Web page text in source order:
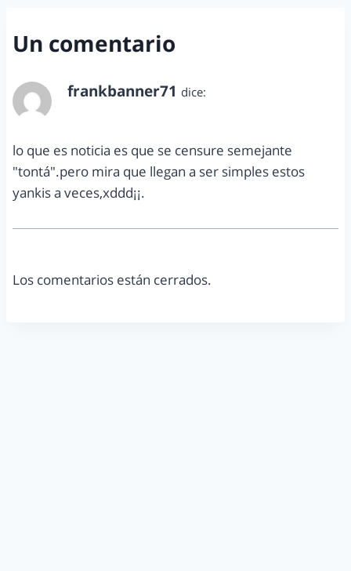
Un comentario
frankbanner71 dice:
lo que es noticia es que se censure semejante
"tontá".pero mira que llegan a ser simples estos
yankis a veces,xddd¡¡.
Los comentarios están cerrados.